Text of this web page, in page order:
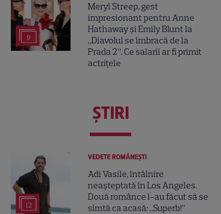
9
Meryl Streep, gest
impresionant pentru Anne
Hathaway și Emily Blunt la
„Diavolul se îmbracă de la
Prada 2”. Ce salarii ar fi primit
actrițele
ŞTIRI
12
VEDETE ROMÂNEŞTI
Adi Vasile, întâlnire
neașteptată în Los Angeles.
Două românce l-au făcut să se
simtă ca acasă: „Superb!”